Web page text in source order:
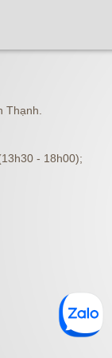
Thạnh.
- 18h00);